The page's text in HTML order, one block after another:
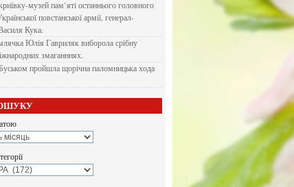
музей пам’яті останнього головного
повстанської армії, генерал-
Кука.
Юлія Гавриляк виборола срібну
змаганннях.
пройшла щорічна паломницька хода